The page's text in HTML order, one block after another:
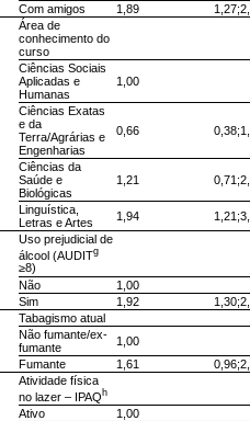
Com amigos
1,89
Área de
conhecimento do
curso
Ciências Sociais
Aplicadas e
Humanas
1,00
Ciências Exatas
e da
Terra/Agrárias e
Engenharias
0,66
Ciências da
Saúde e
Biológicas
1,21
Linguística,
Letras e Artes
1,94
Uso prejudicial de
álcool (AUDITg
≥8)
Não
1,00
Sim
1,92
Tabagismo atual
Não fumante/ex-
fumante
1,00
Fumante
1,61
Atividade física
no lazer – IPAQh
Ativo
1,00